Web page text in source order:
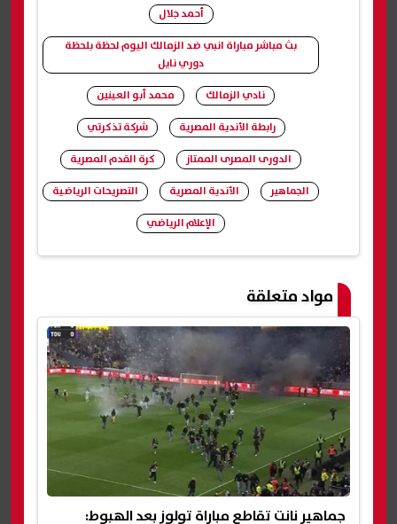
أحمد جلال
بث مباشر مباراة انبي ضد الزمالك اليوم لحظة بلحظة
دوري نايل
نادي الزمالك
محمد أبو العينين
رابطة الأندية المصرية
شركة تذكرتي
الدورى المصرى الممتاز
كرة القدم المصرية
الجماهير
الأندية المصرية
التصريحات الرياضية
الإعلام الرياضي
مواد متعلقة
جماهير نانت تقاطع مباراة تولوز بعد الهبوط: